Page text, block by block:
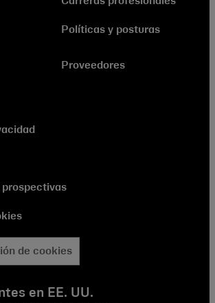
Políticas y posturas
Proveedores
prospectivas
de cookies
en EE. UU.